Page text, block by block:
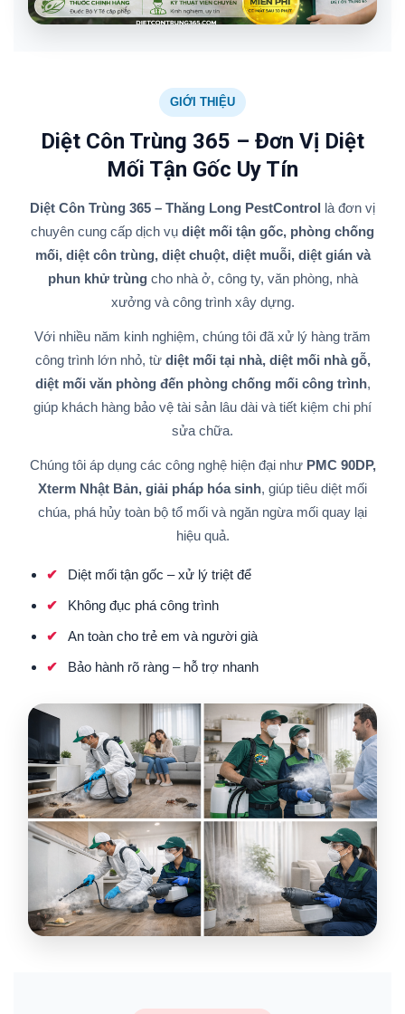
GIỚI THIỆU
Diệt Côn Trùng 365 – Đơn Vị Diệt
Mối Tận Gốc Uy Tín
Diệt Côn Trùng 365 – Thăng Long PestControl là đơn vị
chuyên cung cấp dịch vụ diệt mối tận gốc, phòng chống
mối, diệt côn trùng, diệt chuột, diệt muỗi, diệt gián và
phun khử trùngcho nhà ở, công ty, văn phòng, nhà
xưởng và công trình xây dựng.
Với nhiều năm kinh nghiệm, chúng tôi đã xử lý hàng trăm
công trình lớn nhỏ, từ diệt mối tại nhà, diệt mối nhà gỗ,
diệt mối văn phòng đến phòng chống mối công trình,
giúp khách hàng bảo vệ tài sản lâu dài và tiết kiệm chi phí
sửa chữa.
Chúng tôi áp dụng các công nghệ hiện đại như PMC 90DP,
Xterm Nhật Bản, giải pháp hóa sinh, giúp tiêu diệt mối
chúa, phá hủy toàn bộ tổ mối và ngăn ngừa mối quay lại
hiệu quả.
Diệt mối tận gốc – xử lý triệt để
Không đục phá công trình
An toàn cho trẻ em và người già
Bảo hành rõ ràng – hỗ trợ nhanh